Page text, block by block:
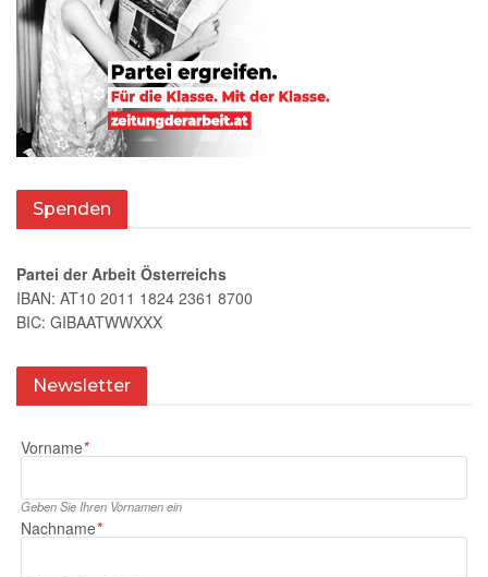
Spenden
Partei der Arbeit Österreichs
IBAN: AT10 2011 1824 2361 8700
BIC: GIBAATWWXXX
Newsletter
Vorname*
Geben Sie Ihren Vornamen ein
Nachname*